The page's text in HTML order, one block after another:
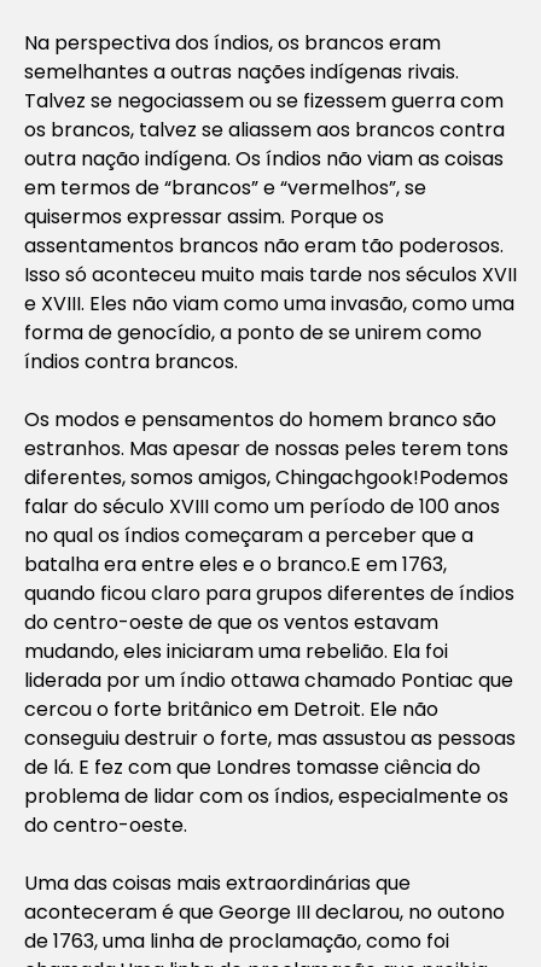
Na perspectiva dos índios, os brancos eram
semelhantes a outras nações indígenas rivais.
Talvez se negociassem ou se fizessem guerra com
os brancos, talvez se aliassem aos brancos contra
outra nação indígena. Os índios não viam as coisas
em termos de “brancos” e “vermelhos”, se
quisermos expressar assim. Porque os
assentamentos brancos não eram tão poderosos.
Isso só aconteceu muito mais tarde nos séculos XVII
e XVIII. Eles não viam como uma invasão, como uma
forma de genocídio, a ponto de se unirem como
índios contra brancos.
Os modos e pensamentos do homem branco são
estranhos. Mas apesar de nossas peles terem tons
diferentes, somos amigos, Chingachgook!Podemos
falar do século XVIII como um período de 100 anos
no qual os índios começaram a perceber que a
batalha era entre eles e o branco.E em 1763,
quando ficou claro para grupos diferentes de índios
do centro-oeste de que os ventos estavam
mudando, eles iniciaram uma rebelião. Ela foi
liderada por um índio ottawa chamado Pontiac que
cercou o forte britânico em Detroit. Ele não
conseguiu destruir o forte, mas assustou as pessoas
de lá. E fez com que Londres tomasse ciência do
problema de lidar com os índios, especialmente os
do centro-oeste.
Uma das coisas mais extraordinárias que
aconteceram é que George III declarou, no outono
de 1763, uma linha de proclamação, como foi